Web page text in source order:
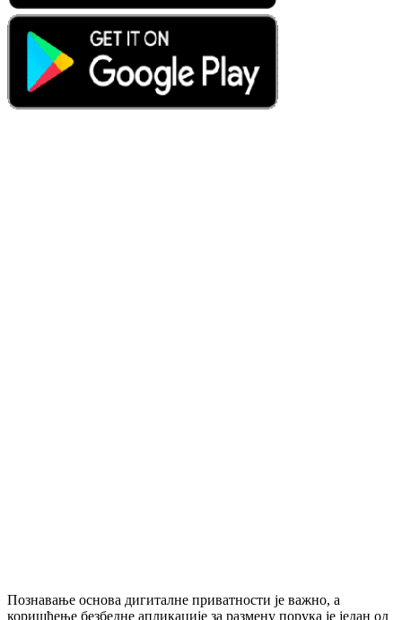
Познавање основа дигиталне приватности је важно, а
коришћење безбедне апликације за размену порука је један од